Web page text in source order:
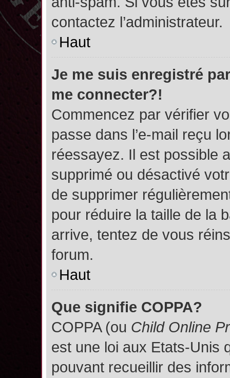
contactez l’administrateur.
Haut
Je me suis enregistré
me connecter?!
Commencez par vérifier
passe dans l’e-mail reçu
réessayez. Il est possible
supprimé ou désactivé
de supprimer
pour réduire la taille de la
arrive, tentez de vous
forum.
Haut
Que signifie COPPA?
COPPA (ou Child Online
est une loi aux Etats-Unis
pouvant recueillir des